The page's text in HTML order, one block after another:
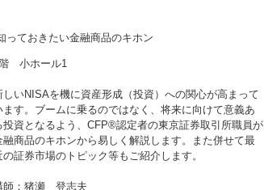
っておきたい金融商品のキホン
小ホール1
しいNISAを機に資産形成（投資）への関心が高まって
ます。ブームに乗るのではなく、将来に向けて意義あ
投資となるよう、CFP®認定者の東京証券取引所職員が
融商品のキホンから易しく解説します。また併せて最
の証券市場のトピック等もご紹介します。
師：猪瀬 登志夫